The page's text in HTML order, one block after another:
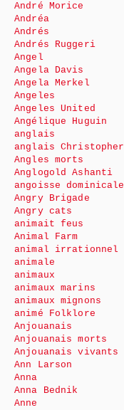
André Morice
Andréa
Andrés
Andrés Ruggeri
Angel
Angela Davis
Angela Merkel
Angeles
Angeles United
Angélique Huguin
anglais
anglais Christopher
Angles morts
Anglogold Ashanti
angoisse dominicale
Angry Brigade
Angry cats
animait feus
Animal Farm
animal irrationnel
animale
animaux
animaux marins
animaux mignons
animé Folklore
Anjouanais
Anjouanais morts
Anjouanais vivants
Ann Larson
Anna
Anna Bednik
Anne